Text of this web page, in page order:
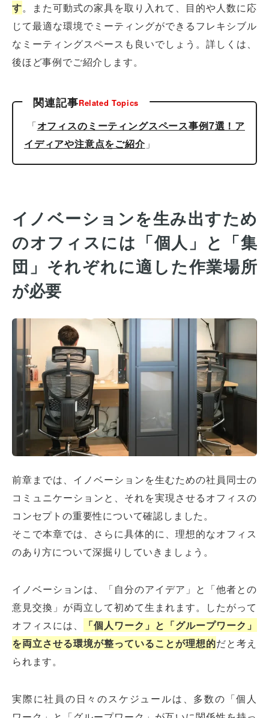
す。また可動式の家具を取り入れて、目的や人数に応
じて最適な環境でミーティングができるフレキシブル
なミーティングスペースも良いでしょう。詳しくは、
後ほど事例でご紹介します。
関連記事Related Topics
「オフィスのミーティングスペース事例7選！ア
イディアや注意点をご紹介」
イノベーションを生み出すため
のオフィスには「個人」と「集
団」それぞれに適した作業場所
が必要
前章までは、イノベーションを生むための社員同士の
コミュニケーションと、それを実現させるオフィスの
コンセプトの重要性について確認しました。
そこで本章では、さらに具体的に、理想的なオフィス
のあり方について深掘りしていきましょう。
イノベーションは、「自分のアイデア」と「他者との
意見交換」が両立して初めて生まれます。したがって
オフィスには、
「個人ワーク」と「グループワーク」
を両立させる環境が整っていることが理想的だと考え
られます。
実際に社員の日々のスケジュールは、多数の「個人